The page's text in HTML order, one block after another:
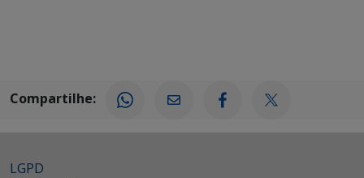
Compartilhe:
LGPD